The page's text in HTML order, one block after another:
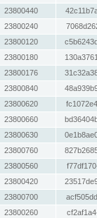
23800440
23800240
23800120
23800180
23800176
23800840
23800620
23800660
23800630
23800760
23800560
23800420
23800700
23800260